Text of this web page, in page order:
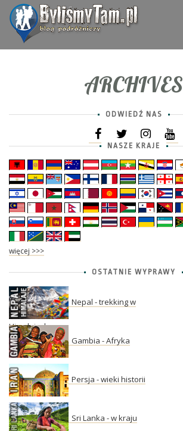
ARCHIVES
ODWIEDŹ NAS
NASZE KRAJE
więcej >>>
OSTATNIE WYPRAWY
Nepal - trekking w
Himalajach
Gambia - Afryka
Persja - wieki historii
Sri Lanka - w kraju